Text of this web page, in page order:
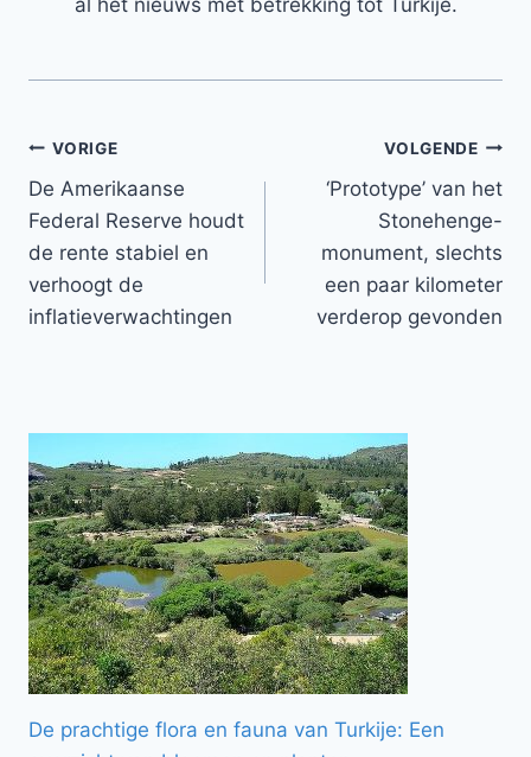
al het nieuws met betrekking tot Turkije.
Bericht
navigatie
VORIGE
De Amerikaanse
Federal Reserve houdt
de rente stabiel en
verhoogt de
inflatieverwachtingen
VOLGENDE
‘Prototype’ van het
Stonehenge-
monument, slechts
een paar kilometer
verderop gevonden
De prachtige flora en fauna van Turkije: Een